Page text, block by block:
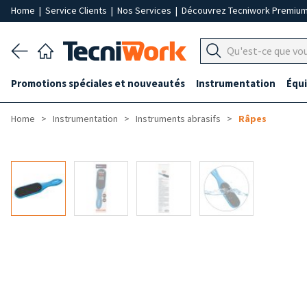
Home | Service Clients | Nos Services | Découvrez Tecniwork Premium
Promotions spéciales et nouveautés Instrumentation
Home Instrumentation Instruments abrasifs Râpes